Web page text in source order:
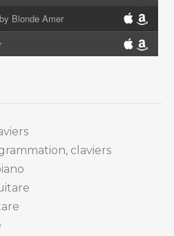
by Blonde Amer
claviers